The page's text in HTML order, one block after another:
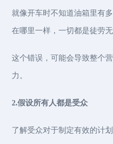
就像开车时不知道油箱里有
在哪里一样，一切都是徒劳无
这个错误，可能会导致整个
力。
2.假设所有人都是受众
了解受众对于制定有效的计划